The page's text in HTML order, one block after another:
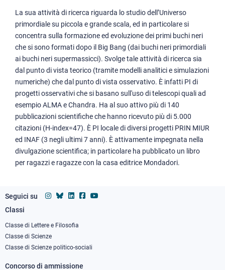
La sua attività di ricerca riguarda lo studio dell’Universo
primordiale su piccola e grande scala, ed in particolare si
concentra sulla formazione ed evoluzione dei primi buchi neri
che si sono formati dopo il Big Bang (dai buchi neri primordiali
ai buchi neri supermassicci). Svolge tale attività di ricerca sia
dal punto di vista teorico (tramite modelli analitici e simulazioni
numeriche) che dal punto di vista osservativo. È infatti PI di
progetti osservativi che si basano sull'uso di telescopi quali ad
esempio ALMA e Chandra. Ha al suo attivo più di 140
pubblicazioni scientifiche che hanno ricevuto più di 5.000
citazioni (H-index=47). È PI locale di diversi progetti PRIN MIUR
ed INAF (3 negli ultimi 7 anni). È attivamente impegnata nella
divulgazione scientifica; in particolare ha pubblicato un libro
per ragazzi e ragazze con la casa editrice Mondadori.
Seguici su
Footer
column
1
Classi
Classe di Lettere e Filosofia
Classe di Scienze
Classe di Scienze politico-sociali
Concorso di ammissione